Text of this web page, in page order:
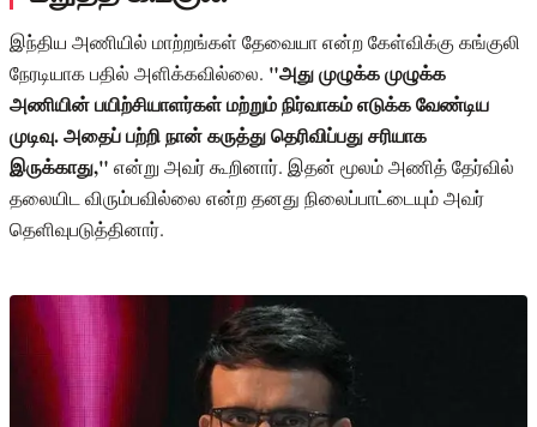
இந்திய அணியில் மாற்றங்கள் தேவையா என்ற கேள்விக்கு கங்குலி
நேரடியாக பதில் அளிக்கவில்லை. "அது முழுக்க முழுக்க
அணியின் பயிற்சியாளர்கள் மற்றும் நிர்வாகம் எடுக்க வேண்டிய
முடிவு. அதைப் பற்றி நான் கருத்து தெரிவிப்பது சரியாக
இருக்காது," என்று அவர் கூறினார். இதன் மூலம் அணித் தேர்வில்
தலையிட விரும்பவில்லை என்ற தனது நிலைப்பாட்டையும் அவர்
தெளிவுபடுத்தினார்.